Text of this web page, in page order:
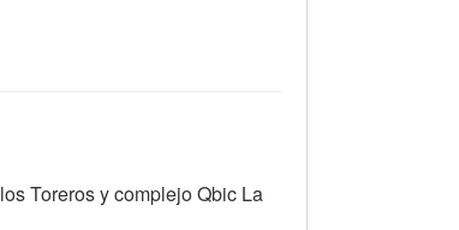
Toreros y complejo Qbic La